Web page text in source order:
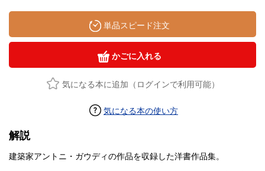
単品スピード注文
かごに入れる
気になる本に追加（ログインで利用可能）
気になる本の使い方
解説
建築家アントニ・ガウディの作品を収録した洋書作品集。